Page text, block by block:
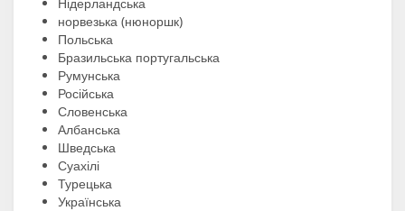
норвезька (нюноршк)
Польська
Бразильська португальська
Румунська
Російська
Словенська
Албанська
Шведська
Суахілі
Турецька
Українська